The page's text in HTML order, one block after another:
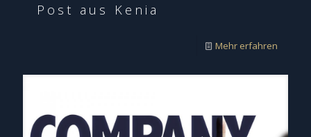
Post aus Kenia
Mehr erfahren